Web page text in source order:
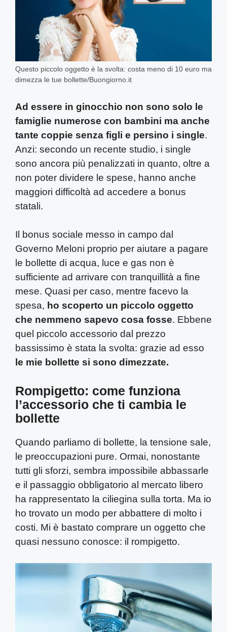
Questo piccolo oggetto è la svolta: costa meno di 10 euro ma
dimezza le tue bollette/Buongiorno.it
Ad essere in ginocchio non sono solo le
famiglie numerose con bambini ma anche
tante coppie senza figli e persino i single.
Anzi: secondo un recente studio, i single
sono ancora più penalizzati in quanto, oltre a
non poter dividere le spese, hanno anche
maggiori difficoltà ad accedere a bonus
statali.
Il bonus sociale messo in campo dal
Governo Meloni proprio per aiutare a pagare
le bollette di acqua, luce e gas non è
sufficiente ad arrivare con tranquillità a fine
mese. Quasi per caso, mentre facevo la
spesa, ho scoperto un piccolo oggetto
che nemmeno sapevo cosa fosse. Ebbene
quel piccolo accessorio dal prezzo
bassissimo è stata la svolta: grazie ad esso
le mie bollette si sono dimezzate.
Rompigetto: come funziona
l’accessorio che ti cambia le
bollette
Quando parliamo di bollette, la tensione sale,
le preoccupazioni pure. Ormai, nonostante
tutti gli sforzi, sembra impossibile abbassarle
e il passaggio obbligatorio al mercato libero
ha rappresentato la ciliegina sulla torta. Ma io
ho trovato un modo per abbattere di molto i
costi. Mi è bastato comprare un oggetto che
quasi nessuno conosce: il rompigetto.